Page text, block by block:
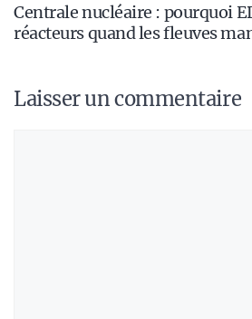
Centrale nucléaire : pourquoi
réacteurs quand les fleuves
Laisser un commentaire